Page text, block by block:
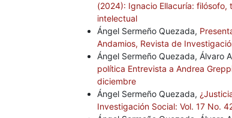
(2024): Ignacio Ellacuría:
intelectual
Ángel Sermeño Quezada,
Andamios, Revista de
Ángel Sermeño Quezada, Álvaro
política Entrevista a Andrea
diciembre
Ángel Sermeño Quezada,
Investigación Social: Vol. 17 No.